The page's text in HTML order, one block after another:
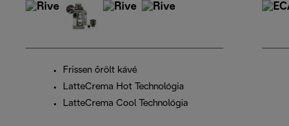
Frissen őrölt kávé
LatteCrema Hot Technológia
LatteCrema Cool Technológia